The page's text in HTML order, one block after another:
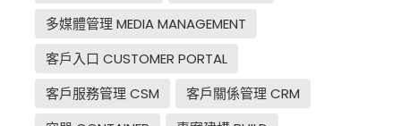
多媒體管理 MEDIA MANAGEMENT
客戶入口 CUSTOMER PORTAL
客戶服務管理 CSM
客戶關係管理 CRM